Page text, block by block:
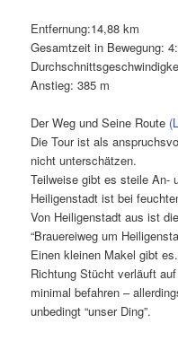
Entfernung:14,88 km
Gesamtzeit in Bewegung:
Anstieg: 385 m
Der Weg und Seine Route
Die Tour ist als
nicht unterschätzen.
Teilweise gibt es steile An-
Heiligenstadt ist bei
Von Heiligenstadt aus ist
“Brauereiweg um
Einen kleinen Makel gibt
Richtung Stücht verläuft
minimal befahren –
unbedingt “unser Ding”.